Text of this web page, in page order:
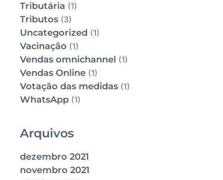
Tributária (1)
Tributos (3)
Uncategorized (1)
Vacinação (1)
Vendas omnichannel (1)
Vendas Online (1)
Votação das medidas (1)
WhatsApp (1)
Arquivos
dezembro 2021
novembro 2021